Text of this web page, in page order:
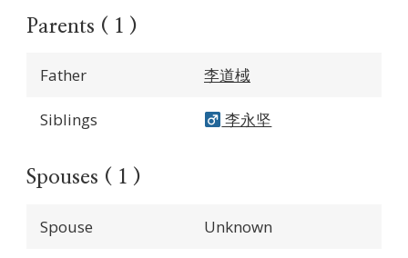
Parents ( 1 )
Father 李道棫
Siblings 李永坚
Spouses ( 1 )
Spouse Unknown